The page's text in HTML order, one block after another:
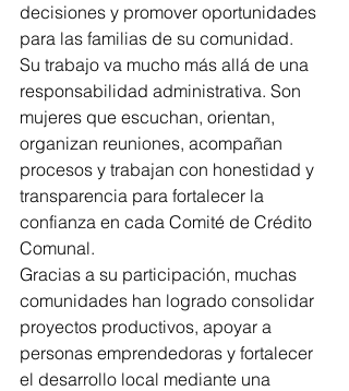
decisiones y promover oportunidades
para las familias de su comunidad.
Su trabajo va mucho más allá de una
responsabilidad administrativa. Son
mujeres que escuchan, orientan,
organizan reuniones, acompañan
procesos y trabajan con honestidad y
transparencia para fortalecer la
confianza en cada Comité de Crédito
Comunal.
Gracias a su participación, muchas
comunidades han logrado consolidar
proyectos productivos, apoyar a
personas emprendedoras y fortalecer
el desarrollo local mediante una